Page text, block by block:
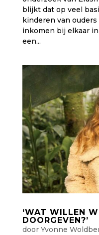
blijkt dat op veel
kinderen van
inkomen bij elkaar
een...
‘WAT WILLEN
DOORGEVEN?’
door Yvonne